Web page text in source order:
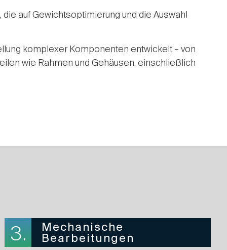
auf Gewichtsoptimierung und die Auswahl
komplexer Komponenten entwickelt – von
wie Rahmen und Gehäusen, einschließlich
3.
Mechanische
Bearbeitungen